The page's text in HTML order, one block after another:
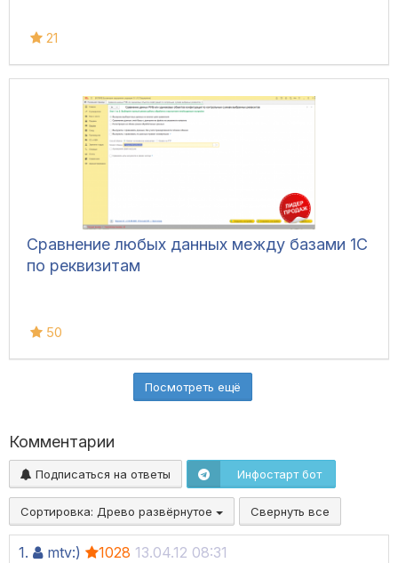
21
Сравнение любых данных между базами 1С
по реквизитам
50
Посмотреть ещё
Комментарии
Подписаться на ответы Инфостарт бот
Сортировка: Древо развёрнутое Свернуть все
1. mtv:) 1028 13.04.12 08:31